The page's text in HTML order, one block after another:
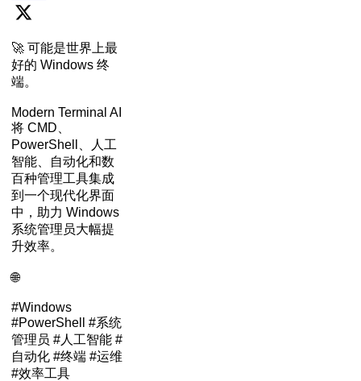
🚀 可能是世界上最
好的 Windows 终
端。
Modern Terminal AI
将 CMD、
PowerShell、人工
智能、自动化和数
百种管理工具集成
到一个现代化界面
中，助力 Windows
系统管理员大幅提
升效率。
🌐
#Windows
#PowerShell #系统
管理员 #人工智能 #
自动化 #终端 #运维
#效率工具